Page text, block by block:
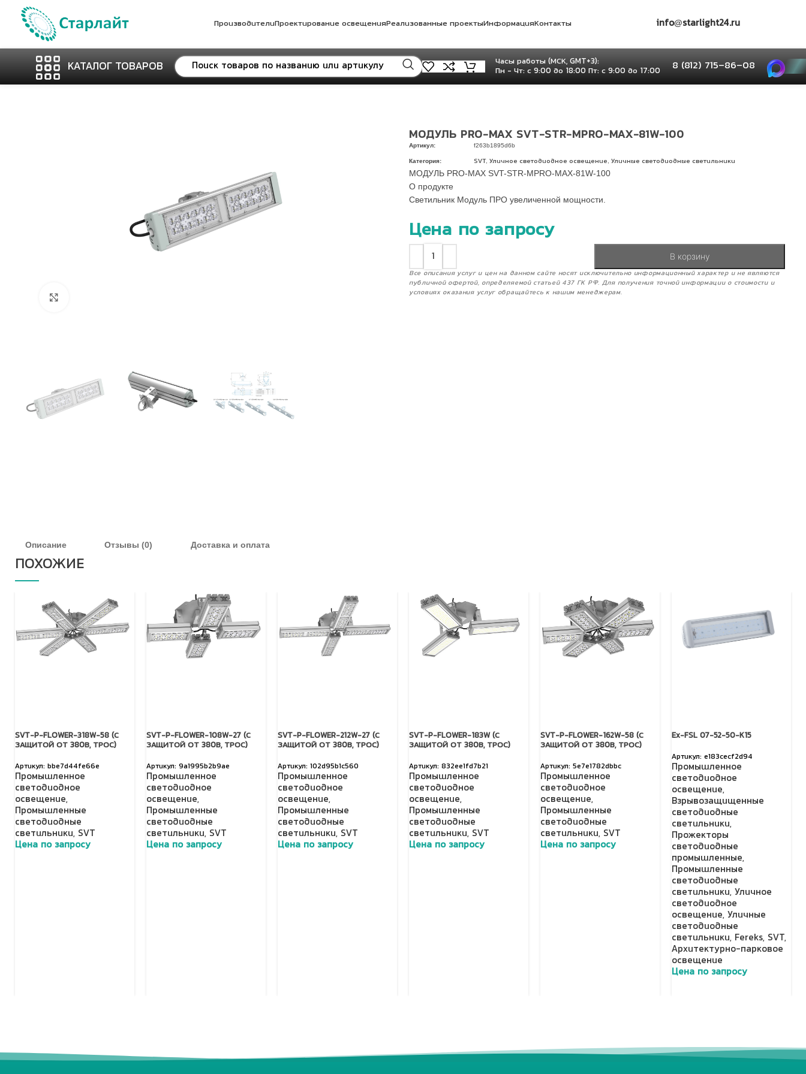
ПроизводителиПроектирование освещенияРеализованные проектыИнформацияКонтакты info@starlight24.ru
КАТАЛОГ ТОВАРОВ
Часы работы (МСК, GMT+3):
Пн - Чт: с 9:00 до 18:00 Пт: с 9:00 до 17:00
8 (812) 715–86–08
МОДУЛЬ PRO-MAX SVT-STR-MPRO-MAX-81W-100
Артикул: f263b1895d6b
Категория: SVT, Уличное светодиодное освещение Уличные светодиодные светильники
МОДУЛЬ PRO-MAX SVT-STR-MPRO-MAX-81W-100
О продукте
Светильник Модуль ПРО увеличенной мощности.
Цена по запросу
В корзину
Все описания услуг и цен на данном сайте носят исключительно информационный характер и не являются
публичной офертой, определяемой статьей 437 ГК РФ. Для получения точной информации о стоимости и
условиях оказания услуг обращайтесь к нашим менеджерам.
Описание Отзывы (0) Доставка и оплата
ПОХОЖИЕ
SVT-P-FLOWER-318W-58 (С
ЗАЩИТОЙ ОТ 380В, ТРОС)
bbe7d44fe66e
Промышленное
светодиодное
освещение,
Промышленные
светодиодные
светильники, SVT
Цена по запросу
SVT-P-FLOWER-108W-27 (С
ЗАЩИТОЙ ОТ 380В, ТРОС)
9a1995b2b9ae
Промышленное
светодиодное
освещение,
Промышленные
светодиодные
светильники, SVT
Цена по запросу
SVT-P-FLOWER-212W-27 (С
ЗАЩИТОЙ ОТ 380В, ТРОС)
102d95b1c560
Промышленное
светодиодное
освещение,
Промышленные
светодиодные
светильники, SVT
Цена по запросу
SVT-P-FLOWER-183W (С
ЗАЩИТОЙ ОТ 380В, ТРОС)
832ee1fd7b21
Промышленное
светодиодное
освещение,
Промышленные
светодиодные
светильники, SVT
Цена по запросу
SVT-P-FLOWER-162W-58 (С
ЗАЩИТОЙ ОТ 380В, ТРОС)
5e7e1782dbbc
Промышленное
светодиодное
освещение,
Промышленные
светодиодные
светильники, SVT
Цена по запросу
Ex-FSL 07-52-50-K15
e183cecf2d94
Промышленное
светодиодное
освещение,
Взрывозащищенные
светодиодные
светильники,
Прожекторы
светодиодные
промышленные,
Промышленные
светодиодные
светильники, Уличное
светодиодное
освещение, Уличные
светодиодные
светильники, Fereks, SVT ,
Архитектурно-парковое
освещение
Цена по запросу